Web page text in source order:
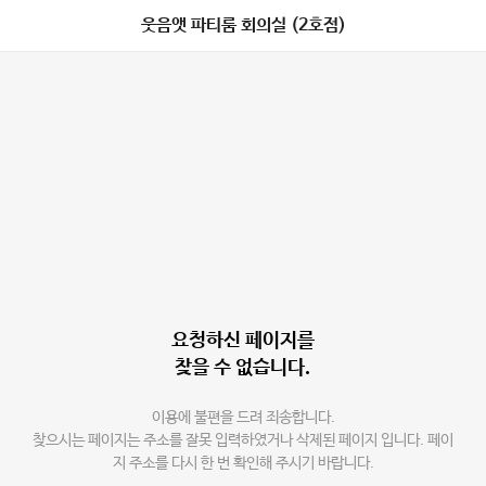
웃음앳 파티룸 회의실 (2호점)
요청하신 페이지를
찾을 수 없습니다.
이용에 불편을 드려 죄송합니다.
찾으시는 페이지는 주소를 잘못 입력하였거나 삭제된 페이지 입니다. 페이
지 주소를 다시 한 번 확인해 주시기 바랍니다.